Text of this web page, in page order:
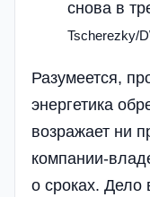
снова в
Tscherezky/
Разумеется,
энергетика
возражает ни
компании-
о сроках. Дело